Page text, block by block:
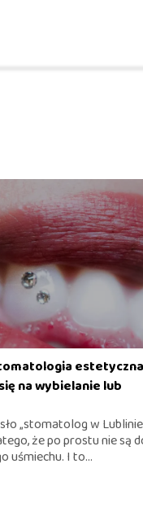
na wybielanie lub
„stomatolog w
że po prostu nie są
uśmiechu. I to...